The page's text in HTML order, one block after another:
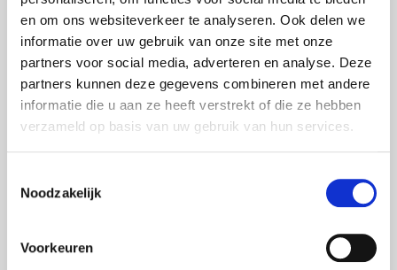
en om ons websiteverkeer te analyseren. Ook delen we
informatie over uw gebruik van onze site met onze
partners voor social media, adverteren en analyse. Deze
partners kunnen deze gegevens combineren met andere
informatie die u aan ze heeft verstrekt of die ze hebben
verzameld op basis van uw gebruik van hun services.
Noodzakelijk
Voorkeuren
Moet ik partneralimentatie betalen?